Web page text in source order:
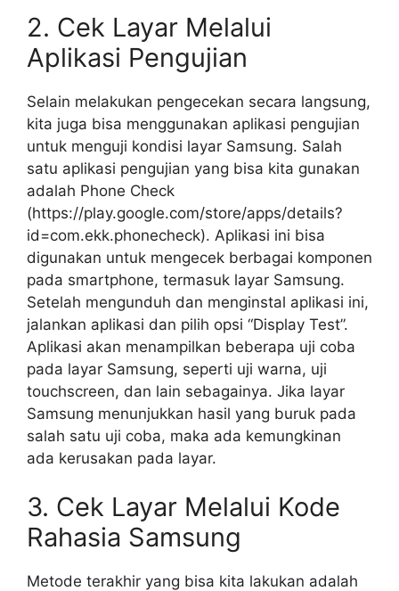
2. Cek Layar Melalui
Aplikasi Pengujian
Selain melakukan pengecekan secara langsung,
kita juga bisa menggunakan aplikasi pengujian
untuk menguji kondisi layar Samsung. Salah
satu aplikasi pengujian yang bisa kita gunakan
adalah Phone Check
(https://play.google.com/store/apps/details?
id=com.ekk.phonecheck). Aplikasi ini bisa
digunakan untuk mengecek berbagai komponen
pada smartphone, termasuk layar Samsung.
Setelah mengunduh dan menginstal aplikasi ini,
jalankan aplikasi dan pilih opsi “Display Test”.
Aplikasi akan menampilkan beberapa uji coba
pada layar Samsung, seperti uji warna, uji
touchscreen, dan lain sebagainya. Jika layar
Samsung menunjukkan hasil yang buruk pada
salah satu uji coba, maka ada kemungkinan
ada kerusakan pada layar.
3. Cek Layar Melalui Kode
Rahasia Samsung
Metode terakhir yang bisa kita lakukan adalah